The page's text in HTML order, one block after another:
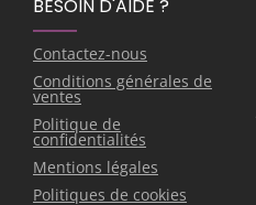
BESOIN D'AIDE ?
Contactez-nous
Conditions générales de
ventes
Politique de
confidentialités
Mentions légales
Politiques de cookies